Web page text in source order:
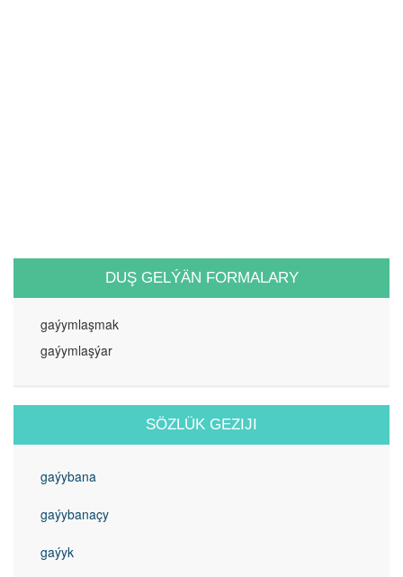
DUŞ GELÝÄN FORMALARY
gaýymlaşmak
gaýymlaşýar
SÖZLÜK GEZIJI
gaýybana
gaýybanaçy
gaýyk